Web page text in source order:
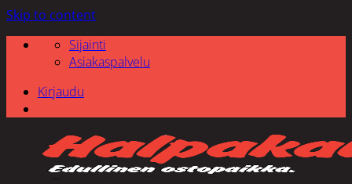
Skip to content
Sijainti
Asiakaspalvelu
Kirjaudu